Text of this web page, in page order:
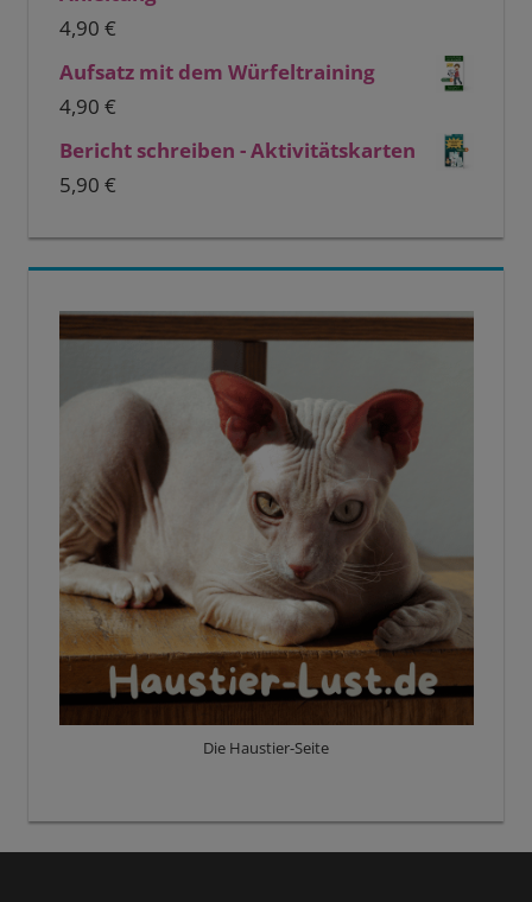
4,90 €
Aufsatz mit dem Würfeltraining
4,90 €
Bericht schreiben - Aktivitätskarten
5,90 €
Die Haustier-Seite